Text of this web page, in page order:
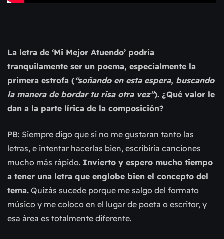
La letra de ‘Mi Mejor Atuendo’ podría
tranquilamente ser un poema, especialmente la
primera estrofa (“soñando en esta espera, buscando
la manera de bordar tu risa otra vez”). ¿Qué valor le
dan a la parte lírica de la composición?
PB: Siempre digo que si no me gustaran tanto las
letras, e intentar hacerlas bien, escribiría canciones
mucho más rápido. Invierto y espero mucho tiempo
a tener una letra que englobe bien el concepto del
tema. Quizás sucede porque me salgo del formato
músico y me coloco en el lugar de poeta o escritor, y
esa área es totalmente diferente.